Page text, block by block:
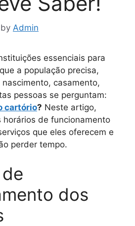
by Admin
essenciais para
a população precisa,
casamento,
pessoas se perguntam:
cartório? Neste artigo,
horários de funcionamento
que eles oferecem e
perder tempo.
dos